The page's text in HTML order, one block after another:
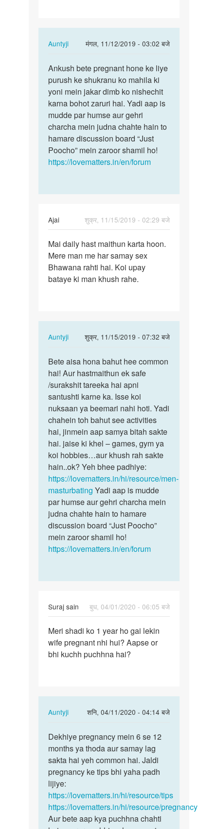
Auntyji
मंगल, 11/12/2019 - 03:02 बजे
In
to
penis
ka
dalne
si
pregent…
by
ankush
Ankush
bete
pregnant
hone
ke…
Ankush bete pregnant hone ke liye
purush ke shukranu ko mahila ki
yoni mein jakar dimb ko nishechit
karna bohot zaruri hai. Yadi aap is
mudde par humse aur gehri
charcha mein judna chahte hain to
hamare discussion board “Just
Poocho” mein zaroor shamil ho!
https://lovematters.in/en/forum
Ajai
शुक्र, 11/15/2019 - 02:29 बजे
Mai
daily
hast
maithun
Mai daily hast maithun karta hoon.
Mere man me har samay sex
Bhawana rahti hai. Koi upay
bataye ki man khush rahe.
Auntyji
शुक्र, 11/15/2019 - 07:32 बजे
In
to
Mai
daily
hast
maithun
karta…
by
Ajai
Bete
aisa
hona
bahut
hee…
Bete aisa hona bahut hee common
hai! Aur hastmaithun ek safe
/surakshit tareeka hai apni
santushti karne ka. Isse koi
nuksaan ya beemari nahi hoti. Yadi
chahein toh bahut see activities
hai, jinmein aap samya bitah sakte
hai. jaise ki khel – games, gym ya
koi hobbies…aur khush rah sakte
hain..ok? Yeh bhee padhiye:
https://lovematters.in/hi/resource/men-
masturbating Yadi aap is mudde
par humse aur gehri charcha mein
judna chahte hain to hamare
discussion board “Just Poocho”
mein zaroor shamil ho!
https://lovematters.in/en/forum
Suraj sain
बुध, 04/01/2020 - 06:05 बजे
Meri
shadi
ko
Meri shadi ko 1 year ho gai lekin
wife pregnant nhi hui? Aapse or
bhi kuchh puchhna hai?
Auntyji
शनि, 04/11/2020 - 04:14 बजे
In
to
Meri
shadi
ko
year
ho
gai…
Dekhiye
pregnancy
mein
6
se…
Dekhiye pregnancy mein 6 se 12
months ya thoda aur samay lag
sakta hai yeh common hai. Jaldi
pregnancy ke tips bhi yaha padh
lijiye:
https://lovematters.in/hi/resource/tips
https://lovematters.in/hi/resource/pregnancy
Aur bete aap kya puchhna chahti